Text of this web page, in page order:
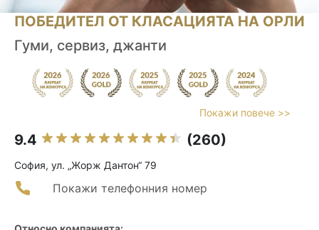
ПОБЕДИТЕЛ ОТ КЛАСАЦИЯТА НА ОРЛИ
Гуми, сервиз, джанти
Покажи повече >>
9.4 (260)
София, ул. „Жорж Дантон“ 79
Покажи телефонния номер